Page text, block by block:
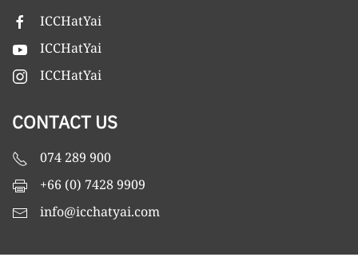
ICCHatYai
ICCHatYai
ICCHatYai
CONTACT US
074 289 900
+66 (0) 7428 9909
info@icchatyai.com